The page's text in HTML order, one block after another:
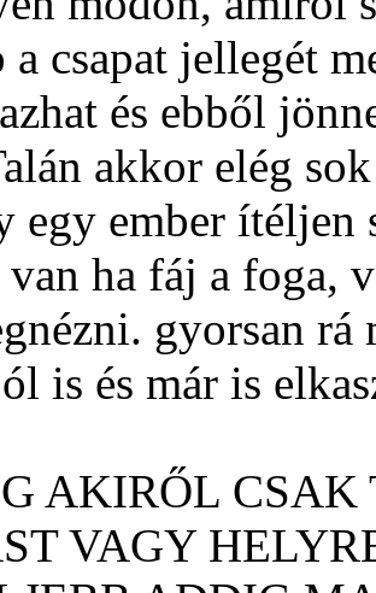
a csapat jellegét
és ebből
akkor elég
egy ember ítéljen
ha fáj a foga,
gyorsan
is és már is
AKIRŐL
VAGY